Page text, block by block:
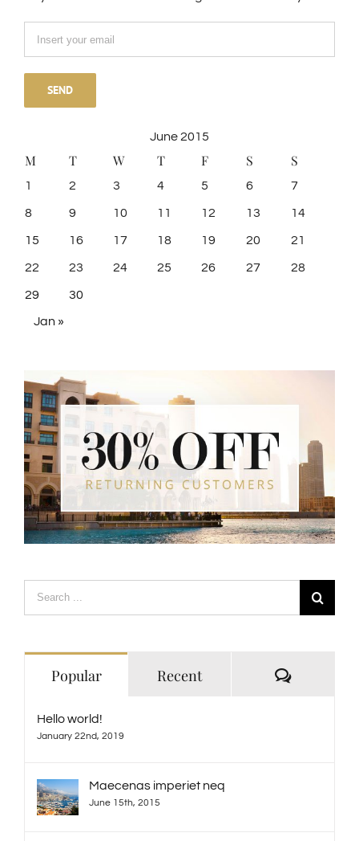
June 2015
M T W T F S S
1 2 3 4 5 6 7
8 9 10 11 12 13 14
15 16 17 18 19 20 21
22 23 24 25 26 27 28
29 30
Jan »
Search
for:
Popular Recent
Hello world!
January 22nd, 2019
Maecenas imperiet neq
June 15th, 2015